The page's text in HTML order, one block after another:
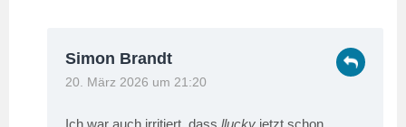
Simon Brandt
20. März 2026 um 21:20
Ich war auch irritiert, dass llucky jetzt schon